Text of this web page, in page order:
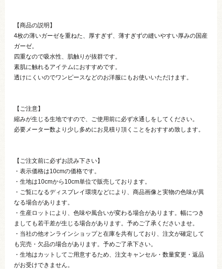
【商品の説明】
4枚の薄いガーゼを重ねた、厚すぎず、薄すぎずの縫いやすい厚みの国産
ガーゼ。
四重なので吸水性、肌触りが抜群です。
素肌に触れるアイテムにおすすめです。
透けにくいのでワンピースなどのお洋服にもお使いいただけます。
【ご注意】
縮みが生じる生地ですので、ご使用前に必ず水通しをしてください。
必要メーター数より少し多めにお見積り頂くことをおすすめ致します。
【ご注文前に必ずお読み下さい】
・表示価格は10cmの価格です。
・生地は10cmから10cm単位で販売しております。
・ご覧になるディスプレイ環境などにより、商品画像と実物の色味が異
なる場合があります。
・生産ロットにより、色味や風合いが変わる場合があります。幅につき
ましても若干差が生じる場合があります。予めご了承くださいませ。
・当社の他オンラインショップと在庫を共有しており、注文が確定して
も完売・欠品の場合があります。予めご了承下さい。
・生地はカットしてご用意するため、注文キャンセル・数量変更・返品
がお受けできません。